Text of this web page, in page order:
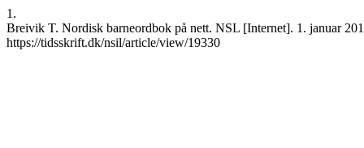
1.
Breivik T. Nordisk barneordbok på nett. NSL [Internet]. 1. januar
https://tidsskrift.dk/nsil/article/view/19330